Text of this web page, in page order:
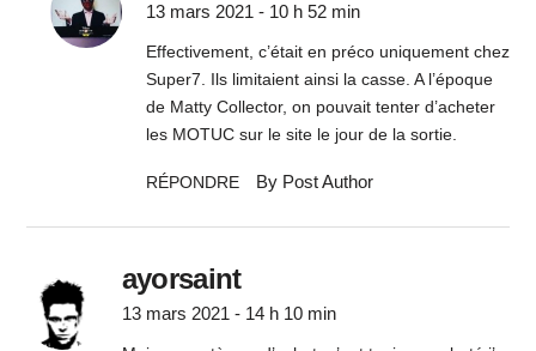
13 mars 2021 - 10 h 52 min
Effectivement, c’était en préco uniquement chez
Super7. Ils limitaient ainsi la casse. A l’époque
de Matty Collector, on pouvait tenter d’acheter
les MOTUC sur le site le jour de la sortie.
RÉPONDRE By Post Author
ayorsaint
13 mars 2021 - 14 h 10 min